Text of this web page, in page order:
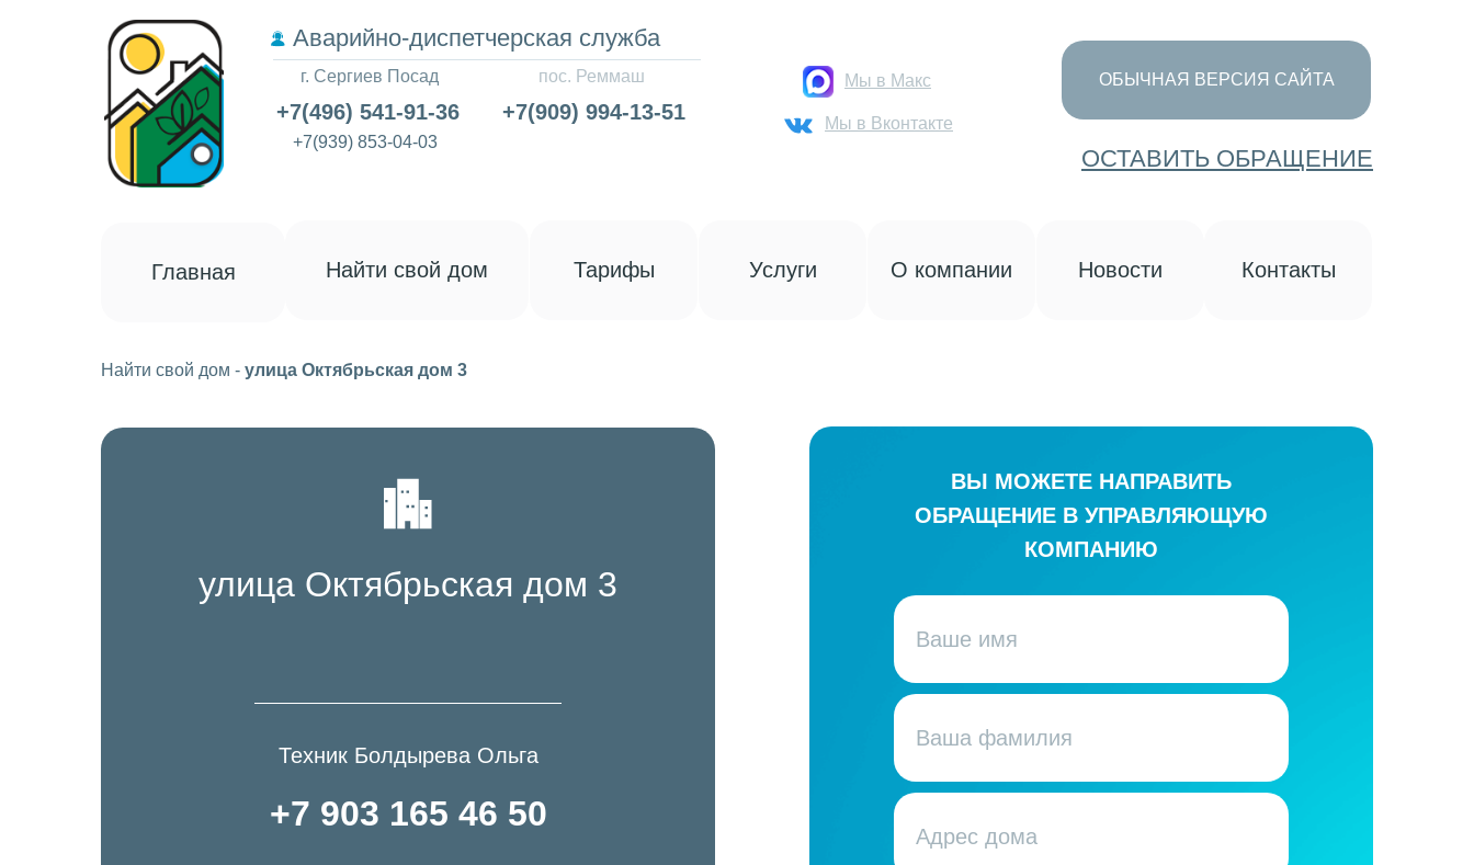
Мы в Вконтакте
Мы в Макс
+7(909) 994-13-51
пос. Реммаш
+7(496) 541-91-36
г. Сергиев Посад
+7(939) 853-04-03
Аварийно-диспетчерская служба
ОБЫЧНАЯ ВЕРСИЯ САЙТА
ОСТАВИТЬ ОБРАЩЕНИЕ
Найти свой дом Тарифы Услуги О компании Новости Контакты
Главная
Найти свой дом - улица Октябрьская дом 3
улица Октябрьская дом 3
+7 903 165 46 50
Техник Болдырева Ольга
ВЫ МОЖЕТЕ НАПРАВИТЬ
ОБРАЩЕНИЕ В УПРАВЛЯЮЩУЮ
КОМПАНИЮ